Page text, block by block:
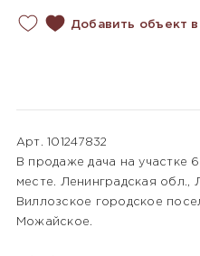
Добавить объект
Арт. 101247832
В продаже дача на учacтке
мeстe. Ленинградская обл.,
Виллозское городское
Можайское.